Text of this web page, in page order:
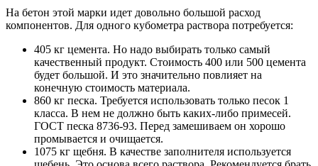
На бетон этой марки идет довольно большой расход
компонентов. Для одного кубометра раствора потребуется:
405 кг цемента. Но надо выбирать только самый
качественный продукт. Стоимость 400 или 500 цемента
будет большой. И это значительно повлияет на
конечную стоимость материала.
860 кг песка. Требуется использовать только песок 1
класса. В нем не должно быть каких-либо примесей.
ГОСТ песка 8736-93. Перед замешиваем он хорошо
промывается и очищается.
1075 кг щебня. В качестве заполнителя используется